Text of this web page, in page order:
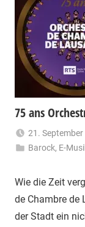
75 ans
21. September
Barock, E-
Wie die Zeit
de Chambre de
der Stadt ein